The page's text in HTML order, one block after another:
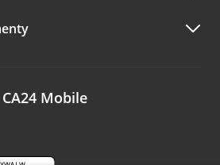
się z nami opinią o wizycie.
Mobile